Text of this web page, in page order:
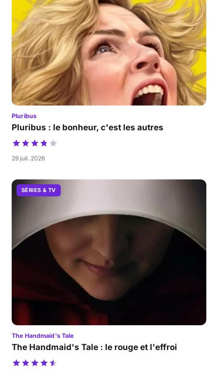
Pluribus
Pluribus : le bonheur, c'est les autres
29 juil. 2026
SÉRIES & TV
The Handmaid's Tale
The Handmaid's Tale : le rouge et l'effroi